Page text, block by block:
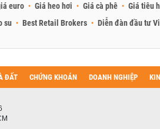
euro Giá heo hơi Giá cà phê Giá tiêu
su Best Retail Brokers Diễn đàn đầu tư
ĐẤT CHỨNG KHOÁN DOANH NGHIỆP